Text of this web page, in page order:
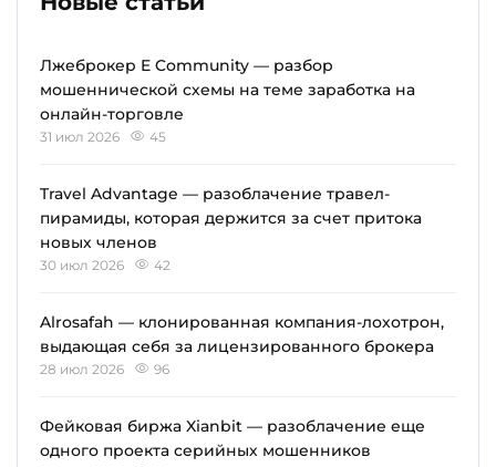
Лжеброкер E Community — разбор
мошеннической схемы на теме заработка на
онлайн-торговле
31 июл 2026 45
Travel Advantage — разоблачение травел-
пирамиды, которая держится за счет притока
новых членов
30 июл 2026 42
Alrosafah — клонированная компания-лохотрон,
выдающая себя за лицензированного брокера
28 июл 2026 96
Фейковая биржа Xianbit — разоблачение еще
одного проекта серийных мошенников